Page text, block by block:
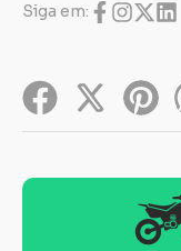
Siga em: